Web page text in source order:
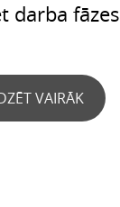
darba fāzes
VAIRĀK